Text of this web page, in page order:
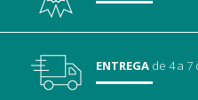
ENTREGA de 4 a 7